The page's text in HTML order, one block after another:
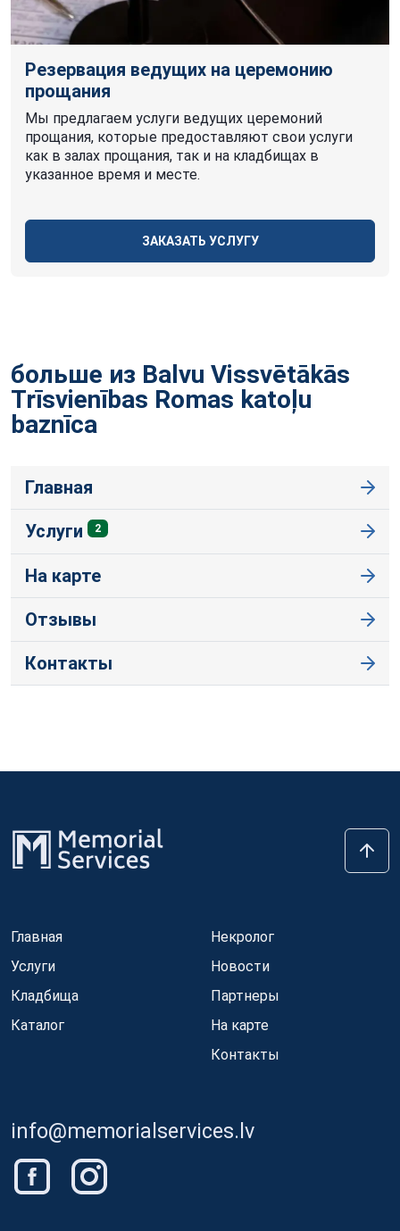
Резервация ведущих на церемонию
прощания
Мы предлагаем услуги ведущих церемоний
прощания, которые предоставляют свои услуги
как в залах прощания, так и на кладбищах в
указанное время и месте.
ЗАКАЗАТЬ УСЛУГУ
больше из Balvu Vissvētākās
Trīsvienības Romas katoļu
baznīca
Главная
Услуги 2
На карте
Отзывы
Контакты
Главная
Услуги
Кладбища
Каталог
Некролог
Новости
Партнеры
На карте
Контакты
info@memorialservices.lv